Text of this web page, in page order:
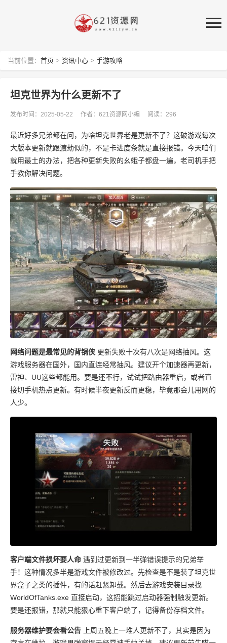
当前位置： 首页 > 资讯中心 > 手游攻略
坦克世界为什么更新不了
发布时间：2025-05-22 作者：621资源网小编 阅读：296
最近好多兄弟都在问，为啥坦克世界老是更新不了？这破游戏每次
大版本更新就跟渡劫似的，不是卡进度条就是直接报错。今天咱们
就用最土的办法，把各种更新失败的幺蛾子都盘一遍，老司机手把
手教你解决问题。
网络问题是最常见的背锅侠 更新失败十次有八次是网络抽风。这
游戏服务器在国外，国内直连经常抽风。建议开个加速器再更新，
雷神、UU这些都能用。要是还不行，试试把路由器重启，或者直
接切手机热点更新。有时候半夜更新反而更稳，毕竟那会儿用网的
人少。
客户端文件损坏要人命 遇到过更新到一半弹错误提示的兄弟举
手！这种情况多半是游戏文件被修改过。先检查是不是装了坦克世
界盒子之类的插件，有的话赶紧卸载。然后去游戏安装目录找
WorldOfTanks.exe 直接启动，这招能跳过启动器强制触发更新。
要是还报错，那就只能狠心重下客户端了，记得备份存档文件。
服务器维护要会看公告 上周五晚上一堆人更新不了，其实是因为